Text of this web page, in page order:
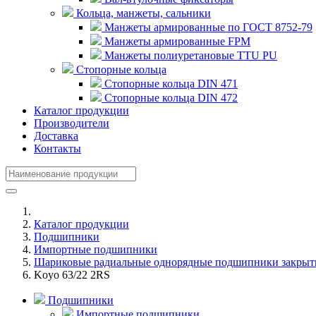
Кольца, манжеты, сальники
Манжеты армированные по ГОСТ 8752-79
Манжеты армированные FPM
Манжеты полиуретановые TTU PU
Стопорные кольца
Стопорные кольца DIN 471
Стопорные кольца DIN 472
Каталог продукции
Производители
Доставка
Контакты
Каталог продукции
Подшипники
Импортные подшипники
Шариковые радиальные однорядные подшипники
Koyo 63/22 2RS
Подшипники